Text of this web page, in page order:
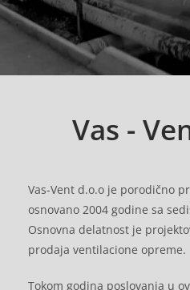
Vas -
Vas-Vent d.o.o je porodično
osnovano 2004 godine sa
Osnovna delatnost je
prodaja ventilacione opreme.
Tokom godina poslovanja u